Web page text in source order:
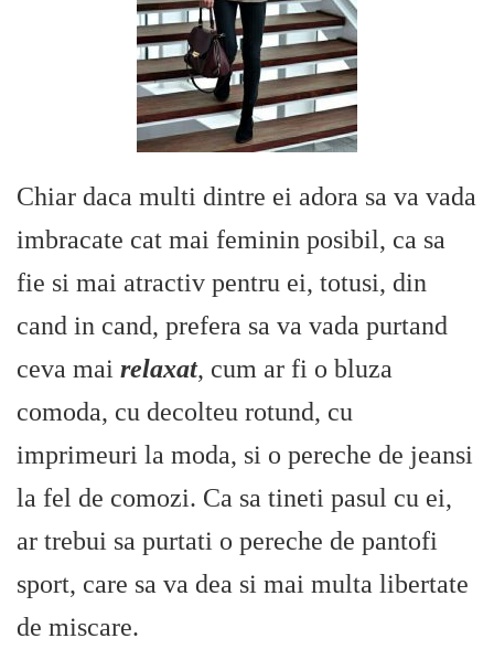
Chiar daca multi dintre ei adora sa va vada
imbracate cat mai feminin posibil, ca sa
fie si mai atractiv pentru ei, totusi, din
cand in cand, prefera sa va vada purtand
ceva mai relaxat, cum ar fi o bluza
comoda, cu decolteu rotund, cu
imprimeuri la moda, si o pereche de jeansi
la fel de comozi. Ca sa tineti pasul cu ei,
ar trebui sa purtati o pereche de pantofi
sport, care sa va dea si mai multa libertate
de miscare.